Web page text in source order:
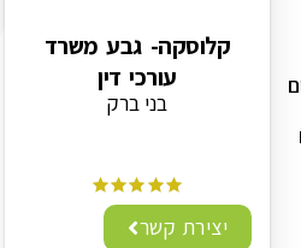
קלוסקה- גבע משרד
עורכי דין
בני ברק
יצירת קשר